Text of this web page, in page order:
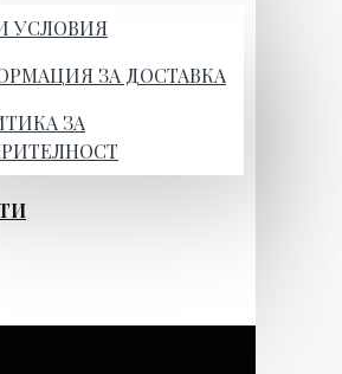
УСЛОВИЯ
ЗА ДОСТАВКА
ЗА